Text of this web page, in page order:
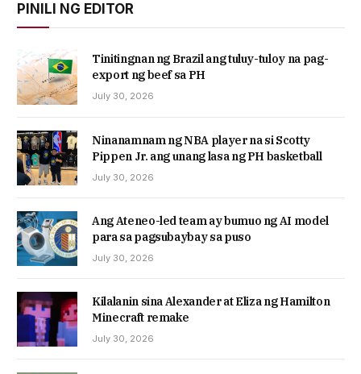
PINILI NG EDITOR
Tinitingnan ng Brazil ang tuluy-tuloy na pag-
export ng beef sa PH
July 30, 2026
Ninanamnam ng NBA player na si Scotty
Pippen Jr. ang unang lasa ng PH basketball
July 30, 2026
Ang Ateneo-led team ay bumuo ng AI model
para sa pagsubaybay sa puso
July 30, 2026
Kilalanin sina Alexander at Eliza ng Hamilton
Minecraft remake
July 30, 2026